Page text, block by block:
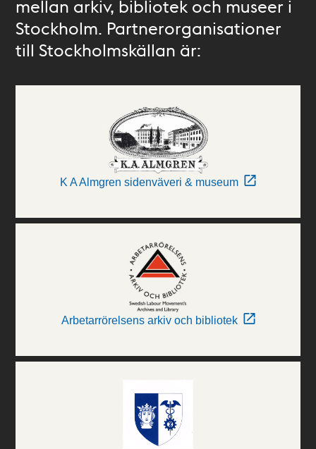
mellan arkiv, bibliotek och museer i
Stockholm. Partnerorganisationer
till Stockholmskällan är:
K A Almgren sidenväveri & museum
Arbetarrörelsens arkiv och bibliotek